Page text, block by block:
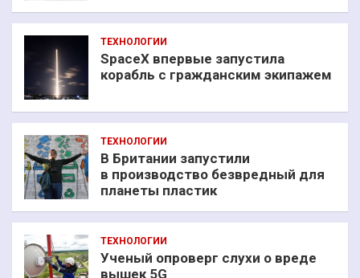
ТЕХНОЛОГИИ
SpaceX впервые запустила
корабль с гражданским экипажем
ТЕХНОЛОГИИ
В Британии запустили
в производство безвредный для
планеты пластик
ТЕХНОЛОГИИ
Ученый опроверг слухи о вреде
вышек 5G